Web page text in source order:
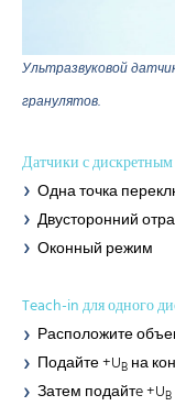
Ультразвуковой
гранулятов.
Датчики с
Одна точка
Двусторонний
Оконный режим
Teach-in для одного
Расположите
Подайте +UB на
Затем подайтe +UB